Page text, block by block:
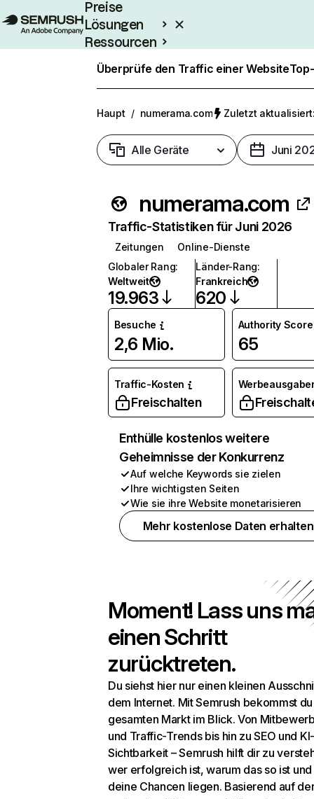
Preise
Lösungen
Ressourcen
Enterprise
Überprüfe den Traffic einer Website
Haupt / numerama.com Zuletzt
Alle Geräte Juni
numerama.com
Traffic-Statistiken für Juni 2026
Zeitungen
Online-Dienste
Globaler Rang:
Weltweit
19.963
Länder-Rang:
Frankreich
620
Besuche
2,6 Mio.
Authority Score
65
Traffic-Kosten
Freischalten
Enthülle kostenlos weitere
Geheimnisse der Konkurrenz
Auf welche Keywords sie zielen
Ihre wichtigsten Seiten
Wie sie ihre Website monetarisieren
Mehr kostenlose Daten erhalten
Moment! Lass uns
einen Schritt
zurücktreten.
Du siehst hier nur einen kleinen
dem Internet. Mit Semrush bekommst
gesamten Markt im Blick. Von
und Traffic-Trends bis hin zu SEO und KI-
Sichtbarkeit – Semrush hilft dir zu
wer erfolgreich ist, warum das so ist
deine Chancen liegen. Basierend auf